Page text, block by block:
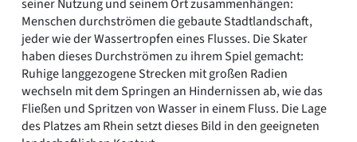
seiner Nutzung und seinem Ort zusammenhängen:
Menschen durchströmen die gebaute Stadtlandschaft,
jeder wie der Wassertropfen eines Flusses. Die Skater
haben dieses Durchströmen zu ihrem Spiel gemacht:
Ruhige langgezogene Strecken mit großen Radien
wechseln mit dem Springen an Hindernissen ab, wie das
Fließen und Spritzen von Wasser in einem Fluss. Die Lage
des Platzes am Rhein setzt dieses Bild in den geeigneten